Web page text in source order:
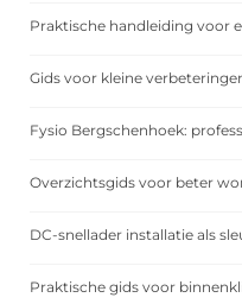
Praktische handleiding voor
Gids voor kleine
Fysio Bergschenhoek:
Overzichtsgids voor beter
DC-snellader installatie als
Praktische gids voor